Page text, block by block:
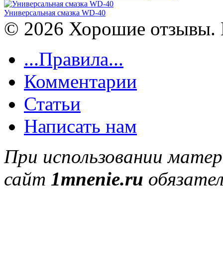
Универсальная смазка WD-40
© 2026 Хорошие отзывы.
...Правила...
Комментарии
Статьи
Написать нам
При использовании
сайт 1mnenie.ru